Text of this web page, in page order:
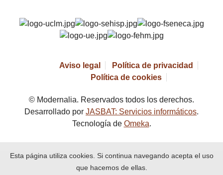
Aviso legal
Política de privacidad
Política de cookies
© Modernalia. Reservados todos los derechos.
Desarrollado por JASBAT: Servicios informáticos.
Tecnología de Omeka.
Esta página utiliza cookies. Si continua navegando acepta el uso
que hacemos de ellas.